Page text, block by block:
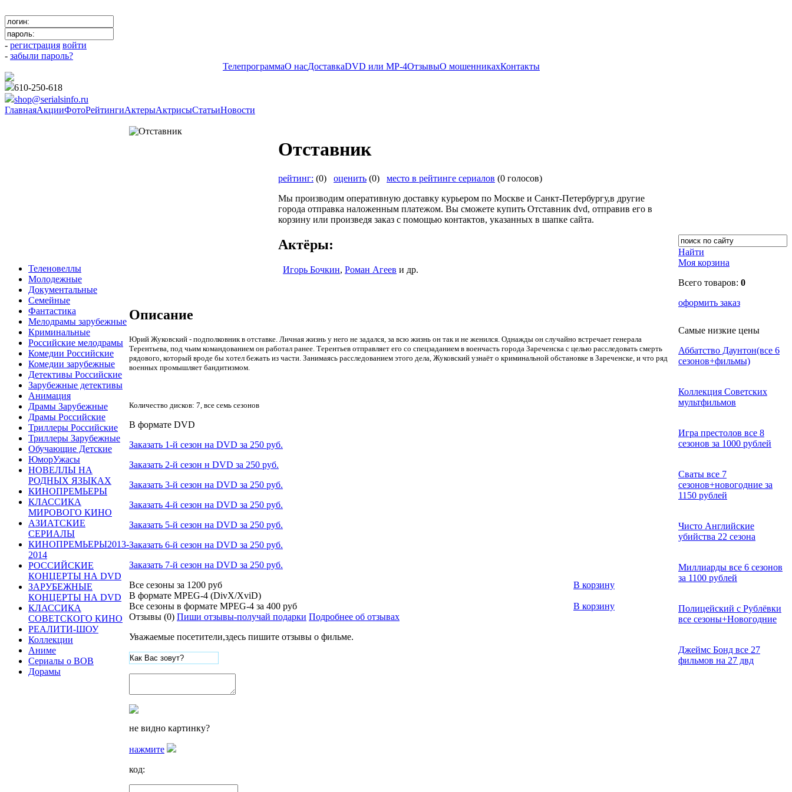
- регистрация войти
- забыли пароль?
ТелепрограммаО насДоставкаDVD или MP-4ОтзывыО мошенникахКонтакты
610-250-618
shop@serialsinfo.ru
ГлавнаяАкцииФотоРейтингиАктерыАктрисыСтатьиНовости
Теленовеллы
Молодежные
Документальные
Семейные
Фантастика
Мелодрамы зарубежные
Криминальные
Российские мелодрамы
Комедии Российские
Комедии зарубежные
Детективы Российские
Зарубежные детективы
Анимация
Драмы Зарубежные
Драмы Российские
Триллеры Российские
Триллеры Зарубежные
Обучающие Детские
ЮморУжасы
НОВЕЛЛЫ НА
РОДНЫХ ЯЗЫКАХ
КИНОПРЕМЬЕРЫ
КЛАССИКА
МИРОВОГО КИНО
АЗИАТСКИЕ
СЕРИАЛЫ
КИНОПРЕМЬЕРЫ2013-
2014
РОССИЙСКИЕ
КОНЦЕРТЫ НА DVD
ЗАРУБЕЖНЫЕ
КОНЦЕРТЫ НА DVD
КЛАССИКА
СОВЕТСКОГО КИНО
РЕАЛИТИ-ШОУ
Коллекции
Аниме
Сериалы о ВОВ
Дорамы
Отставник
рейтинг: (0) оценить (0) место в рейтинге сериалов (0 голосов)
Мы производим оперативную доставку курьером по Москве и Санкт-Петербургу,в другие
города отправка наложенным платежом. Вы сможете купить Отставник dvd, отправив его в
корзину или произведя заказ с помощью контактов, указанных в шапке сайта.
Актёры:
Игорь Бочкин, Роман Агеев и др.
Описание
Юрий Жуковский - подполковник в отставке. Личная жизнь у него не задался, за всю жизнь он так и не женился. Однажды он случайно встречает генерала
Терентьева, под чьим командованием он работал ранее. Терентьев отправляет его со спецзаданием в военчасть города Зареченска с целью расследовать смерть
рядового, который вроде бы хотел бежать из части. Занимаясь расследованием этого дела, Жуковский узнаёт о криминальной обстановке в Зареченске, и что ряд
военных промышляет бандитизмом.
Количество дисков: 7, все семь сезонов
В формате DVD
Заказать 1-й сезон на DVD за 250 руб.
Заказать 2-й сезон н DVD за 250 руб.
Заказать 3-й сезон на DVD за 250 руб.
Заказать 4-й сезон на DVD за 250 руб.
Заказать 5-й сезон на DVD за 250 руб.
Заказать 6-й сезон на DVD за 250 руб.
Заказать 7-й сезон на DVD за 250 руб.
Все сезоны за 1200 руб
В корзину
В формате MPEG-4 (DivX/XviD)
Все сезоны в формате MPEG-4 за 400 руб
В корзину
Отзывы (0) Пиши отзывы-получай подарки Подробнее об отзывах
Уважаемые посетители,здесь пишите отзывы о фильме.
не видно картинку?
нажмите
код:
Найти
Моя корзина
Всего товаров: 0
оформить заказ
Самые низкие цены
Аббатство Даунтон(все 6
сезонов+фильмы)
Коллекция Советских
мультфильмов
Игра престолов все 8
сезонов за 1000 рублей
Сваты все 7
сезонов+новогодние за
1150 рублей
Чисто Английские
убийства 22 сезона
Миллиарды все 6 сезонов
за 1100 рублей
Полицейский с Рублёвки
все сезоны+Новогодние
Джеймс Бонд все 27
фильмов на 27 двд